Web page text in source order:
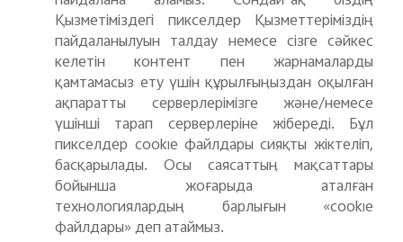
Қызметіміздегі пикселдер Қызметтеріміздің
пайдаланылуын талдау немесе сізге сәйкес
келетін контент пен жарнамаларды
қамтамасыз ету үшін құрылғыңыздан оқылған
ақпаратты серверлерімізге және/немесе
үшінші тарап серверлеріне жібереді. Бұл
пикселдер cookie файлдары сияқты жіктеліп,
басқарылады. Осы саясаттың мақсаттары
бойынша жоғарыда аталған
технологиялардың
барлығын «cookie
файлдары» деп атаймыз.